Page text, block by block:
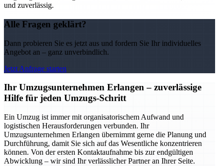
und zuverlässig.
Alle Fragen geklärt?
Dann probieren Sie es jetzt aus und fordern Sie Ihr individuelles
Angebot an – ganz unverbindlich.
Jetzt Anfrage starten
Ihr Umzugsunternehmen Erlangen – zuverlässige
Hilfe für jeden Umzugs-Schritt
Ein Umzug ist immer mit organisatorischem Aufwand und
logistischen Herausforderungen verbunden. Ihr
Umzugsunternehmen Erlangen übernimmt gerne die Planung und
Durchführung, damit Sie sich auf das Wesentliche konzentrieren
können. Von der ersten Kontaktaufnahme bis zur endgültigen
Abwicklung – wir sind Ihr verlässlicher Partner an Ihrer Seite.